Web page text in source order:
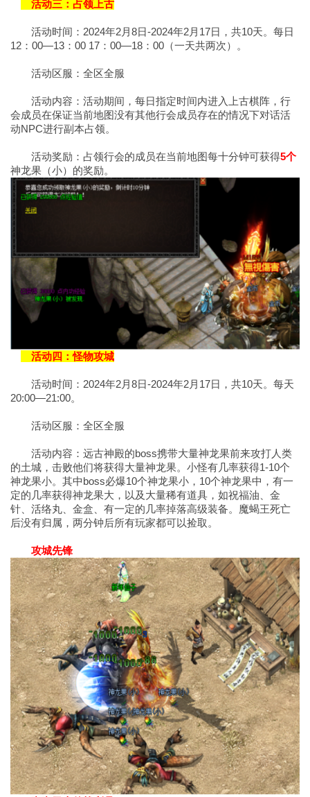
活动三：占领上古
活动时间：2024年2月8日-2024年2月17日，共10天。每日
12：00—13：00 17：00—18：00（一天共两次）。
活动区服：全区全服
活动内容：活动期间，每日指定时间内进入上古棋阵，行
会成员在保证当前地图没有其他行会成员存在的情况下对话活
动NPC进行副本占领。
活动奖励：占领行会的成员在当前地图每十分钟可获得5个
神龙果（小）的奖励。
活动四：怪物攻城
活动时间：2024年2月8日-2024年2月17日，共10天。每天
20:00—21:00。
活动区服：全区全服
活动内容：远古神殿的boss携带大量神龙果前来攻打人类
的土城，击败他们将获得大量神龙果。小怪有几率获得1-10个
神龙果小。其中boss必爆10个神龙果小，10个神龙果中，有一
定的几率获得神龙果大，以及大量稀有道具，如祝福油、金
针、活络丸、金盒、有一定的几率掉落高级装备。魔蝎王死亡
后没有归属，两分钟后所有玩家都可以捡取。
攻城先锋